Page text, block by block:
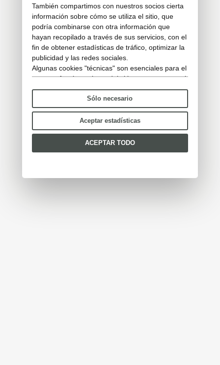
También compartimos con nuestros socios cierta
información sobre cómo se utiliza el sitio, que
podría combinarse con otra información que
hayan recopilado a través de sus servicios, con el
fin de obtener estadísticas de tráfico, optimizar la
publicidad y las redes sociales.
Algunas cookies "técnicas" son esenciales para el
correcto funcionamiento del sitio y no procesan ni
comparten ningún dato personal con terceros.
Para saber más puedes consultar nuestra
de cookies.
Por favor, elige qué cookies aceptar:
Sólo necesario
Aceptar estadísticas
ACEPTAR TODO